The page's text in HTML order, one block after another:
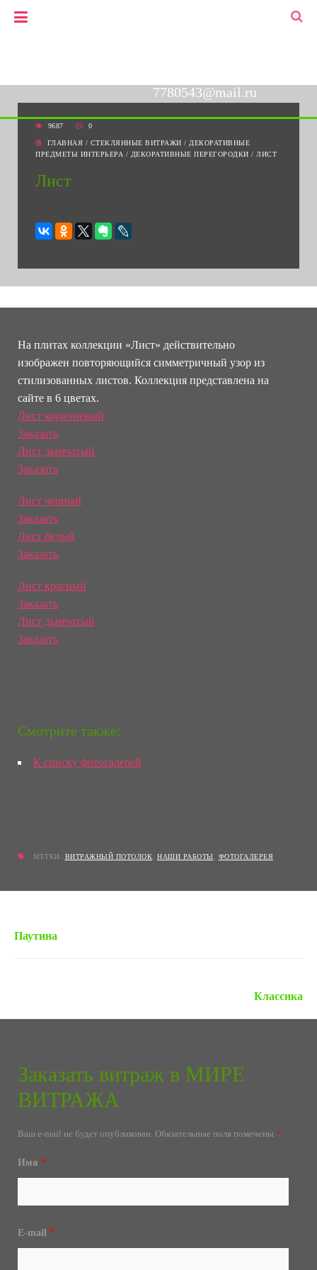
7780543@mail.ru
9687 0
ГЛАВНАЯ / СТЕКЛЯННЫЕ ВИТРАЖИ / ДЕКОРАТИВНЫЕ
ПРЕДМЕТЫ ИНТЕРЬЕРА / ДЕКОРАТИВНЫЕ ПЕРЕГОРОДКИ / ЛИСТ
Лист
На плитах коллекции «Лист» действительно
изображен повторяющийся симметричный узор из
стилизованных листов. Коллекция представлена на
сайте в 6 цветах.
Лист коричневый
Заказать
Лист дымчатый
Заказать
Лист черный
Заказать
Лист белый
Заказать
Лист красный
Заказать
Лист дымчатый
Заказать
Смотрите также:
К списку фотогалерей
МЕТКИ: ВИТРАЖНЫЙ ПОТОЛОК НАШИ РАБОТЫ ФОТОГАЛЕРЕЯ
Паутина
Классика
Заказать витраж в МИРЕ
ВИТРАЖА
Ваш e-mail не будет опубликован. Обязательные поля помечены *
Имя *
E-mail *